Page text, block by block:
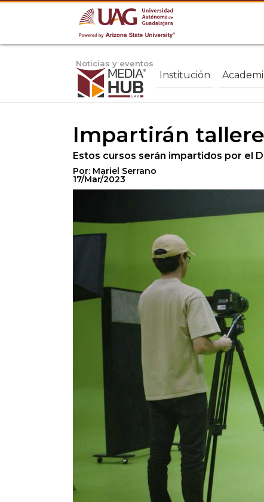
Noticias y eventos
Institución
Impartirán
Estos cursos serán impartidos por el
Por: Mariel Serrano
17/Mar/2023